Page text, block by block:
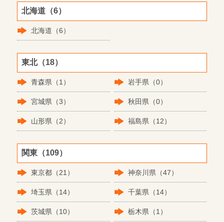
北海道（6）
北海道（6）
東北（18）
青森県（1） 岩手県（0）
宮城県（3） 秋田県（0）
山形県（2） 福島県（12）
関東（109）
東京都（21） 神奈川県（47）
埼玉県（14） 千葉県（14）
茨城県（10） 栃木県（1）